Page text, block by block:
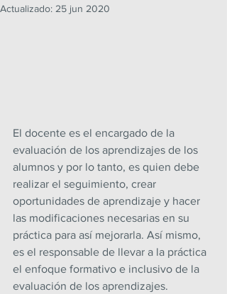
Actualizado: 25 jun 2020
El docente es el encargado de la
evaluación de los aprendizajes de los
alumnos y por lo tanto, es quien debe
realizar el seguimiento, crear
oportunidades de aprendizaje y hacer
las modificaciones necesarias en su
práctica para así mejorarla. Así mismo,
es el responsable de llevar a la práctica
el enfoque formativo e inclusivo de la
evaluación de los aprendizajes.